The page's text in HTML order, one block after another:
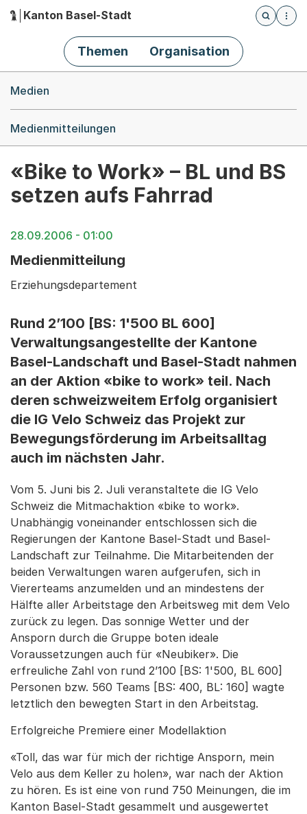
Hauptnavigation
Kanton Basel-Stadt
Öffnet
Themen Organisation
Medien
Medienmitteilungen
«Bike to Work» – BL und BS
setzen aufs Fahrrad
28.09.2006 - 01:00
Medienmitteilung
Erziehungsdepartement
Rund 2’100 [BS: 1'500 BL 600]
Verwaltungsangestellte der Kantone
Basel-Landschaft und Basel-Stadt nahmen
an der Aktion «bike to work» teil. Nach
deren schweizweitem Erfolg organisiert
die IG Velo Schweiz das Projekt zur
Bewegungsförderung im Arbeitsalltag
auch im nächsten Jahr.
Vom 5. Juni bis 2. Juli veranstaltete die IG Velo
Schweiz die Mitmachaktion «bike to work».
Unabhängig voneinander entschlossen sich die
Regierungen der Kantone Basel-Stadt und Basel-
Landschaft zur Teilnahme. Die Mitarbeitenden der
beiden Verwaltungen waren aufgerufen, sich in
Viererteams anzumelden und an mindestens der
Hälfte aller Arbeitstage den Arbeitsweg mit dem Velo
zurück zu legen. Das sonnige Wetter und der
Ansporn durch die Gruppe boten ideale
Voraussetzungen auch für «Neubiker». Die
erfreuliche Zahl von rund 2’100 [BS: 1'500, BL 600]
Personen bzw. 560 Teams [BS: 400, BL: 160] wagte
letztlich den bewegten Start in den Arbeitstag.
Erfolgreiche Premiere einer Modellaktion
«Toll, das war für mich der richtige Ansporn, mein
Velo aus dem Keller zu holen», war nach der Aktion
zu hören. Es ist eine von rund 750 Meinungen, die im
Kanton Basel-Stadt gesammelt und ausgewertet